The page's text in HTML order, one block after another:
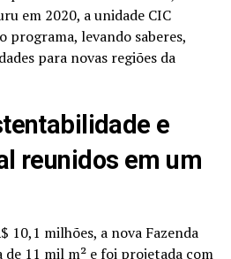
em 2020, a unidade CIC
programa, levando saberes,
para novas regiões da
e
reunidos em um
10,1 milhões, a nova Fazenda
de 11 mil m² e foi projetada com